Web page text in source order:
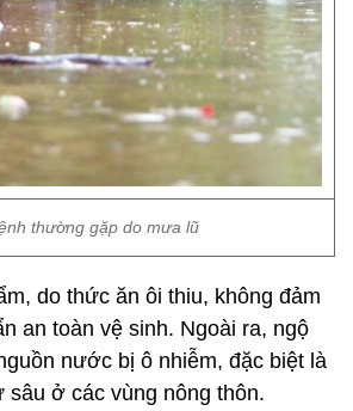
thường gặp do mưa lũ
do thức ăn ôi thiu, không đảm
an toàn vệ sinh. Ngoài ra, ngộ
nước bị ô nhiễm, đặc biệt là
sâu ở các vùng nông thôn.